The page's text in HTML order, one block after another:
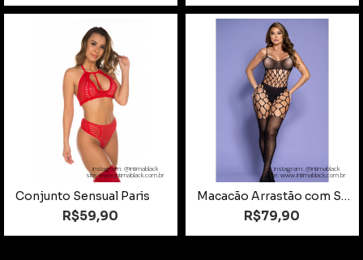
instagram: @intimablack
site: www.intimablack.com.br
Conjunto Sensual Paris
R$59,90
instagram: @intimablack
site: www.intimablack.com.br
Macacão Arrastão com Strass
R$79,90